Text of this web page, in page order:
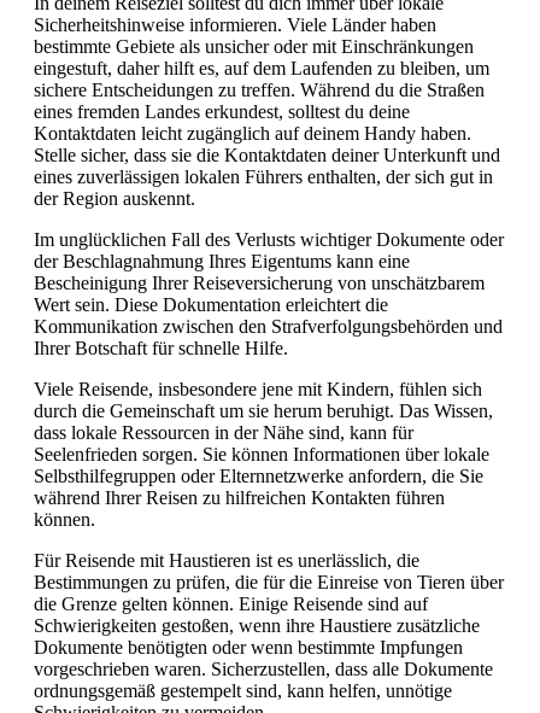
Sicherheitshinweise informieren. Viele Länder haben
bestimmte Gebiete als unsicher oder mit Einschränkungen
eingestuft, daher hilft es, auf dem Laufenden zu bleiben, um
sichere Entscheidungen zu treffen. Während du die Straßen
eines fremden Landes erkundest, solltest du deine
Kontaktdaten leicht zugänglich auf deinem Handy haben.
Stelle sicher, dass sie die Kontaktdaten deiner Unterkunft und
eines zuverlässigen lokalen Führers enthalten, der sich gut in
der Region auskennt.
Im unglücklichen Fall des Verlusts wichtiger Dokumente oder
der Beschlagnahmung Ihres Eigentums kann eine
Bescheinigung Ihrer Reiseversicherung von unschätzbarem
Wert sein. Diese Dokumentation erleichtert die
Kommunikation zwischen den Strafverfolgungsbehörden und
Ihrer Botschaft für schnelle Hilfe.
Viele Reisende, insbesondere jene mit Kindern, fühlen sich
durch die Gemeinschaft um sie herum beruhigt. Das Wissen,
dass lokale Ressourcen in der Nähe sind, kann für
Seelenfrieden sorgen. Sie können Informationen über lokale
Selbsthilfegruppen oder Elternnetzwerke anfordern, die Sie
während Ihrer Reisen zu hilfreichen Kontakten führen
können.
Für Reisende mit Haustieren ist es unerlässlich, die
Bestimmungen zu prüfen, die für die Einreise von Tieren über
die Grenze gelten können. Einige Reisende sind auf
Schwierigkeiten gestoßen, wenn ihre Haustiere zusätzliche
Dokumente benötigten oder wenn bestimmte Impfungen
vorgeschrieben waren. Sicherzustellen, dass alle Dokumente
ordnungsgemäß gestempelt sind, kann helfen, unnötige